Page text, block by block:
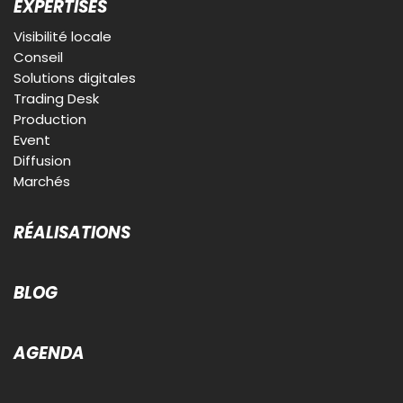
Frais de création
PRESTADFA : Prestation frais de créa > 250€
PRESTATRA : Prestation frais de créa = 250€
Frais de setup
FRAISTRAD : Facturation frais trading (1 journée
Humain = 700€, ½ journée Humain = 350€)
EXPERTISES
Visibilité locale
Conseil
Solutions digitales
Trading Desk
Production
Event
Diffusion
Marchés
RÉALISATIONS
BLOG
AGENDA